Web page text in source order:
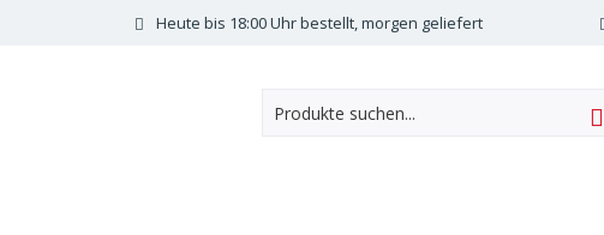
Heute bis 18:00 Uhr bestellt, morgen geliefert